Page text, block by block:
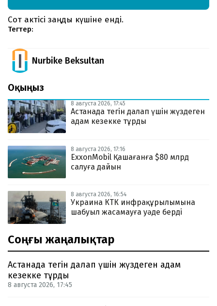
Сот актісі заңды күшіне енді.
Тегтер:
Nurbike Beksultan
Оқыңыз
8 августа 2026, 17:45
Астанада тегін далап үшін жүздеген
адам кезекке тұрды
8 августа 2026, 17:16
ExxonMobil Қашағанға $80 млрд
салуға дайын
8 августа 2026, 16:54
Украина КТК инфрақұрылымына
шабуыл жасамауға уәде берді
Соңғы жаңалықтар
Астанада тегін далап үшін жүздеген адам
кезекке тұрды
8 августа 2026, 17:45